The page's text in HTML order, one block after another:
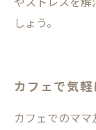
しょう。
カフェで気
カフェでのマ